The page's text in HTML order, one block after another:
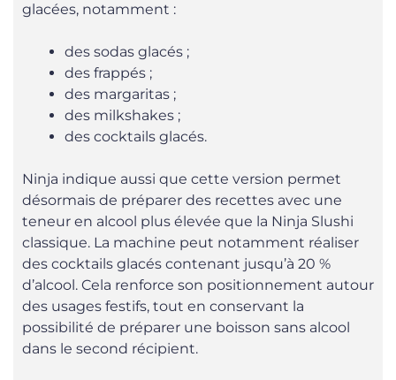
glacées, notamment :
des sodas glacés ;
des frappés ;
des margaritas ;
des milkshakes ;
des cocktails glacés.
Ninja indique aussi que cette version permet
désormais de préparer des recettes avec une
teneur en alcool plus élevée que la Ninja Slushi
classique. La machine peut notamment réaliser
des cocktails glacés contenant jusqu’à 20 %
d’alcool. Cela renforce son positionnement autour
des usages festifs, tout en conservant la
possibilité de préparer une boisson sans alcool
dans le second récipient.